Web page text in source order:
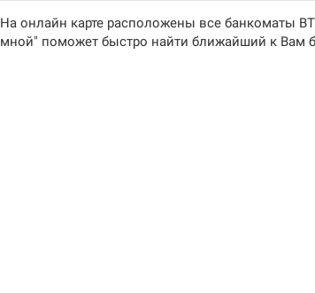
На онлайн карте расположены все банкоматы
мной" поможет быстро найти ближайший к Вам